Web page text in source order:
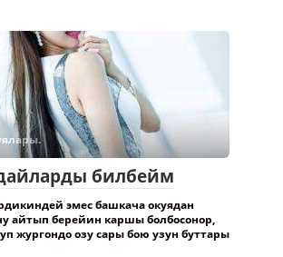
билбейм
эмес башкача окуядан
айтып берейин каршы болбосонор,
жургондо озу сары бою узун буттары